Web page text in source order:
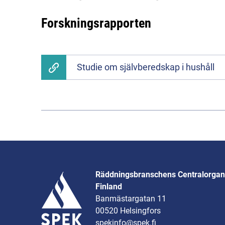
Forskningsrapporten
Studie om självberedskap i hushåll
Räddningsbranschens
Finland
Banmästargatan 11
00520 Helsingfors
spekinfo@spek.fi